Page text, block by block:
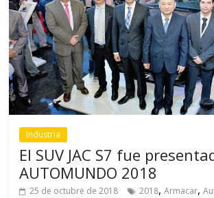
Industria
El SUV JAC S7 fue
AUTOMUNDO 2018
25 de octubre de 2018 2018,Armacar,